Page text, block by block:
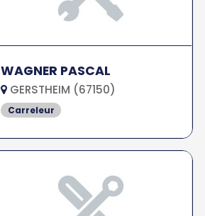
WAGNER PASCAL
GERSTHEIM (67150)
Carreleur